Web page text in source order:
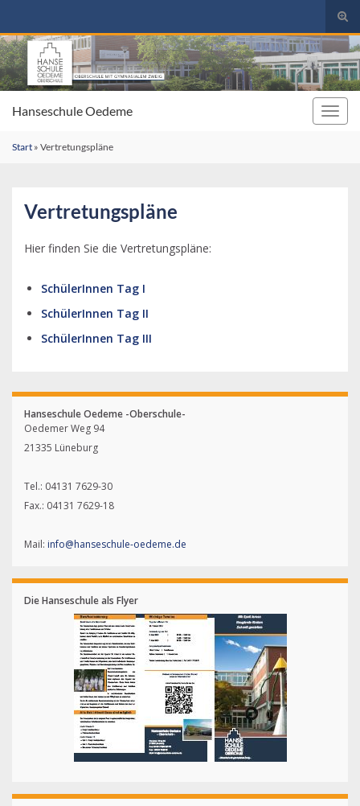
Search for:
Hanseschule Oedeme
Start » Vertretungspläne
Vertretungspläne
Hier finden Sie die Vertretungspläne:
SchülerInnen Tag I
SchülerInnen Tag II
SchülerInnen Tag III
Hanseschule Oedeme -Oberschule-
Oedemer Weg 94
21335 Lüneburg
Tel.: 04131 7629-30
Fax.: 04131 7629-18
Mail: info@hanseschule-oedeme.de
Die Hanseschule als Flyer